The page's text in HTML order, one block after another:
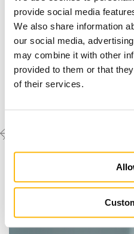
provide social media
We also share information
our social media,
may combine it with other
provided to them or that
of their services.